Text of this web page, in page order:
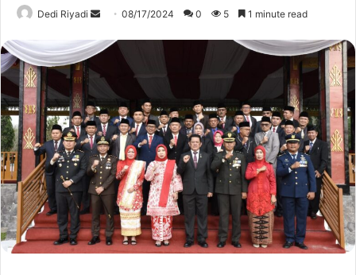
Dedi Riyadi
Send
email
08/17/2024 0 5 1 minute read